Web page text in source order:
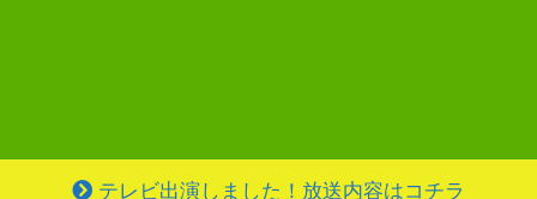
テレビ出演しました！放送内容はコチラ